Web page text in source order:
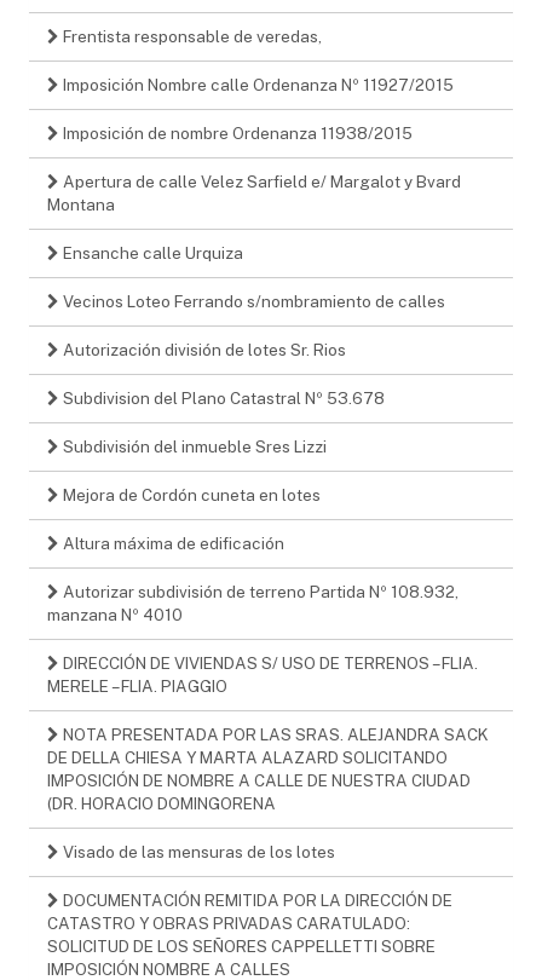
Frentista responsable de veredas,
Imposición Nombre calle Ordenanza Nº 11927/2015
Imposición de nombre Ordenanza 11938/2015
Apertura de calle Velez Sarfield e/ Margalot y Bvard
Montana
Ensanche calle Urquiza
Vecinos Loteo Ferrando s/nombramiento de calles
Autorización división de lotes Sr. Rios
Subdivision del Plano Catastral Nº 53.678
Subdivisión del inmueble Sres Lizzi
Mejora de Cordón cuneta en lotes
Altura máxima de edificación
Autorizar subdivisión de terreno Partida Nº 108.932,
manzana Nº 4010
DIRECCIÓN DE VIVIENDAS S/ USO DE TERRENOS – FLIA.
MERELE – FLIA. PIAGGIO
NOTA PRESENTADA POR LAS SRAS. ALEJANDRA SACK
DE DELLA CHIESA Y MARTA ALAZARD SOLICITANDO
IMPOSICIÓN DE NOMBRE A CALLE DE NUESTRA CIUDAD
(DR. HORACIO DOMINGORENA
Visado de las mensuras de los lotes
DOCUMENTACIÓN REMITIDA POR LA DIRECCIÓN DE
CATASTRO Y OBRAS PRIVADAS CARATULADO:
SOLICITUD DE LOS SEÑORES CAPPELLETTI SOBRE
IMPOSICIÓN NOMBRE A CALLES